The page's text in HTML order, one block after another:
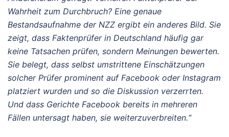
Wahrheit zum Durchbruch? Eine genaue
Bestandsaufnahme der NZZ ergibt ein anderes Bild. Sie
zeigt, dass Faktenprüfer in Deutschland häufig gar
keine Tatsachen prüfen, sondern Meinungen bewerten.
Sie belegt, dass selbst umstrittene Einschätzungen
solcher Prüfer prominent auf Facebook oder Instagram
platziert wurden und so die Diskussion verzerrten.
Und dass Gerichte Facebook bereits in mehreren
Fällen untersagt haben, sie weiterzuverbreiten.“